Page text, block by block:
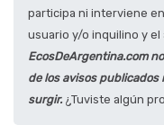
participa ni interviene
usuario y/o inquilino y
EcosDeArgentina.com
de los avisos
surgir. ¿Tuviste algún